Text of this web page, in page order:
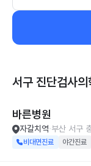
서구 진단검사의
바른병원
자갈치역 부산 서구
비대면진료 야간진료